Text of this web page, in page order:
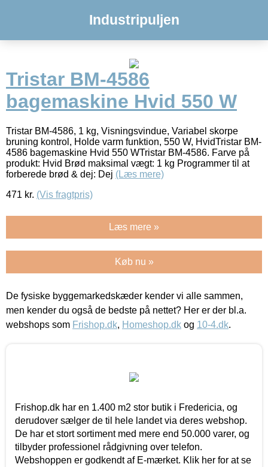
Industripuljen
Tristar BM-4586
bagemaskine Hvid 550 W
Tristar BM-4586, 1 kg, Visningsvindue, Variabel skorpe
bruning kontrol, Holde varm funktion, 550 W, HvidTristar BM-
4586 bagemaskine Hvid 550 WTristar BM-4586. Farve på
produkt: Hvid Brød maksimal vægt: 1 kg Programmer til at
forberede brød & dej: Dej (Læs mere)
471 kr. (Vis fragtpris)
Læs mere »
Køb nu »
De fysiske byggemarkedskæder kender vi alle sammen,
men kender du også de bedste på nettet? Her er der bl.a.
webshops som Frishop.dk, Homeshop.dk og 10-4.dk.
Frishop.dk har en 1.400 m2 stor butik i Fredericia, og
derudover sælger de til hele landet via deres webshop.
De har et stort sortiment med mere end 50.000 varer, og
tilbyder professionel rådgivning over telefon.
Webshoppen er godkendt af E-mærket. Klik her for at se